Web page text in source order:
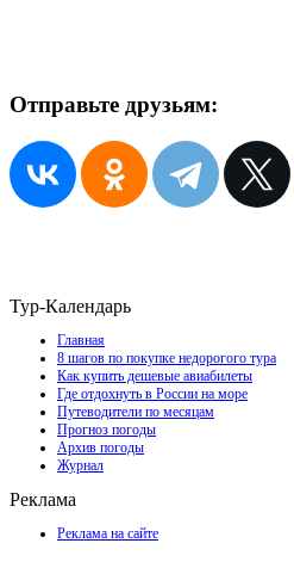
Отправьте друзьям:
Тур-Календарь
Главная
8 шагов по покупке недорогого тура
Как купить дешевые авиабилеты
Где отдохнуть в России на море
Путеводители по месяцам
Прогноз погоды
Архив погоды
Журнал
Реклама
Реклама на сайте